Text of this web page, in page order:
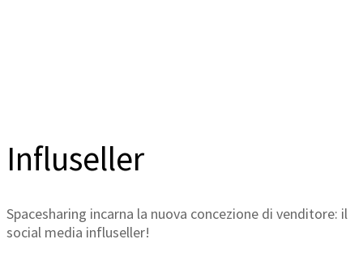
Influseller
Spacesharing incarna la nuova concezione di venditore: il
social media influseller!